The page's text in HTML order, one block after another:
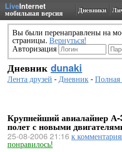
LiveInternet
мобильная версия Дневники
Вы были перенаправлены на
страницы. Вернуться!
Авторизация
Дневник dunaki
Лента друзей -Дневник-Полная
Крупнейший авиалайнер
полет с новыми
25-08-2006 21:16 к
понравилось!